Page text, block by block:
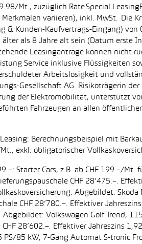
Mt., zuzüglich Rate Special
variieren), inkl. MwSt. Die
& Kunden-Kaufvertrags-Eingang)
als 8 Jahre alt sein (Datum erste
Leasinganträge können nicht
Service inklusive Flüssigkeiten
Arbeitslosigkeit und
Gesellschaft AG. Risikoträgerin
der Elektromobilität, unterstützt
Fahrzeugen an allen
Berechnungsbeispiel mit
exkl. obligatorischer
Starter Cars, z.B. ab CHF 199.–/
CHF 28’475.–.
Abgebildet:
CHF 28’780.–. Effektiver
Abgebildet: Volkswagen Golf Trend,
28’602.–. Effektiver Jahreszins
PS/85 kW, 7-Gang Automat S-tronic